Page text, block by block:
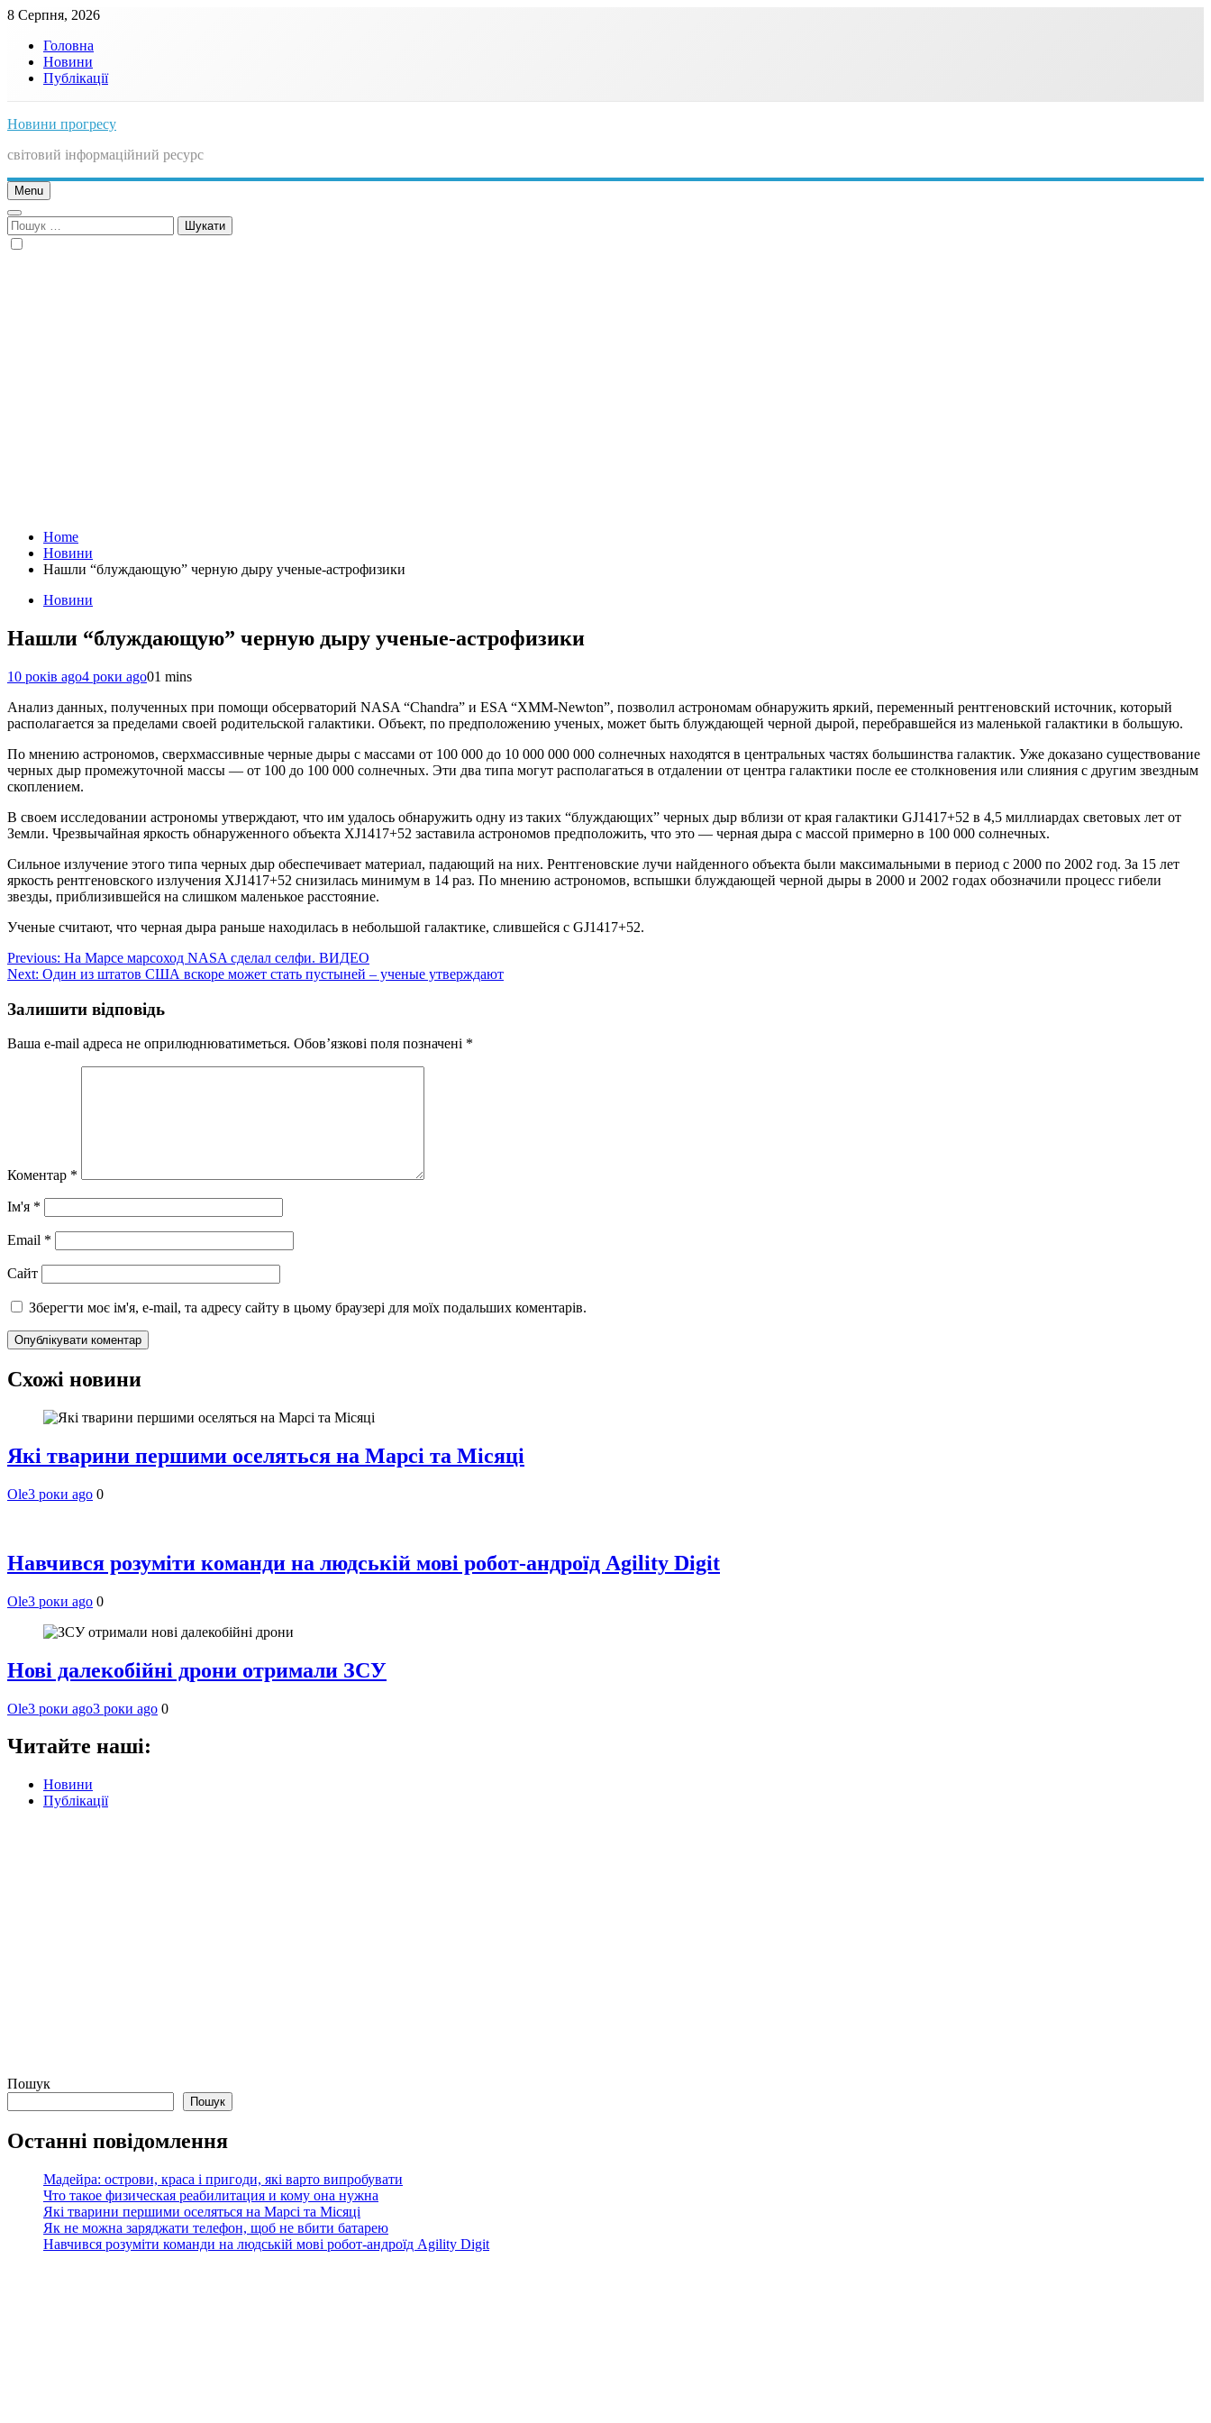
Skip
content
8 Серпня, 2026
Головна
Новини
Публікації
Новини прогресу
світовий інформаційний ресурс
Menu
Пошук:
Home
Новини
Нашли “блуждающую” черную дыру ученые-астрофизики
Новини
Нашли “блуждающую” черную дыру ученые-астрофизики
10 років ago4 роки ago01 mins
Анализ данных, полученных при помощи обсерваторий NASA “Chandra” и ESA “XMM-Newton”, позволил астрономам обнаружить яркий, переменный рентгеновский источник, который
располагается за пределами своей родительской галактики. Объект, по предположению ученых, может быть блуждающей черной дырой, перебравшейся из маленькой галактики в большую.
По мнению астрономов, сверхмассивные черные дыры с массами от 100 000 до 10 000 000 000 солнечных находятся в центральных частях большинства галактик. Уже доказано существование
черных дыр промежуточной массы — от 100 до 100 000 солнечных. Эти два типа могут располагаться в отдалении от центра галактики после ее столкновения или слияния с другим звездным
скоплением.
В своем исследовании астрономы утверждают, что им удалось обнаружить одну из таких “блуждающих” черных дыр вблизи от края галактики GJ1417+52 в 4,5 миллиардах световых лет от
Земли. Чрезвычайная яркость обнаруженного объекта XJ1417+52 заставила астрономов предположить, что это — черная дыра с массой примерно в 100 000 солнечных.
Сильное излучение этого типа черных дыр обеспечивает материал, падающий на них. Рентгеновские лучи найденного объекта были максимальными в период с 2000 по 2002 год. За 15 лет
яркость рентгеновского излучения XJ1417+52 снизилась минимум в 14 раз. По мнению астрономов, вспышки блуждающей черной дыры в 2000 и 2002 годах обозначили процесс гибели
звезды, приблизившейся на слишком маленькое расстояние.
Ученые считают, что черная дыра раньше находилась в небольшой галактике, слившейся с GJ1417+52.
Навігація
записів
Previous: На Марсе марсоход NASA сделал селфи. ВИДЕО
Next: Один из штатов США вскоре может стать пустыней – ученые утверждают
Залишити відповідь
Ваша e-mail адреса не оприлюднюватиметься. Обов’язкові поля позначені *
Коментар *
Ім'я *
Email *
Сайт
Зберегти моє ім'я, e-mail, та адресу сайту в цьому браузері для моїх подальших коментарів.
Схожі новини
Які тварини першими оселяться на Марсі та Місяці
Ole3 роки ago 0
Навчився розуміти команди на людській мові робот-андроїд Agility Digit
Ole3 роки ago 0
Нові далекобійні дрони отримали ЗСУ
Ole3 роки ago3 роки ago 0
Читайте наші:
Новини
Публікації
Пошук
Пошук
Останні повідомлення
Мадейра: острови, краса і пригоди, які варто випробувати
Что такое физическая реабилитация и кому она нужна
Які тварини першими оселяться на Марсі та Місяці
Як не можна заряджати телефон, щоб не вбити батарею
Навчився розуміти команди на людській мові робот-андроїд Agility Digit